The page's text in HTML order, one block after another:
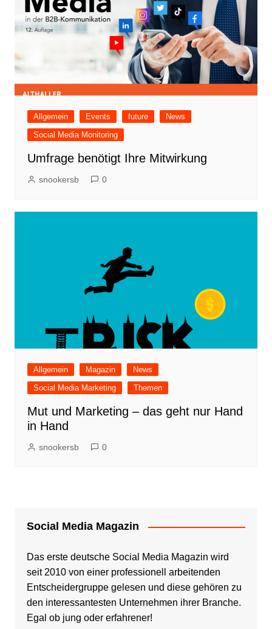
Allgemein Events future
News
Social Media Monitoring
Umfrage benötigt Ihre Mitwirkung
snookersb 0
Allgemein Magazin
News
Social Media Marketing
Themen
Mut und Marketing – das geht nur Hand
in Hand
snookersb 0
Social Media Magazin
Das erste deutsche Social Media Magazin wird
seit 2010 von einer professionell arbeitenden
Entscheidergruppe gelesen und diese gehören zu
den interessantesten Unternehmen ihrer Branche.
Egal ob jung oder erfahrener!